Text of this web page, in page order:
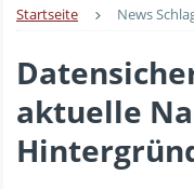
Startseite News
aktuelle